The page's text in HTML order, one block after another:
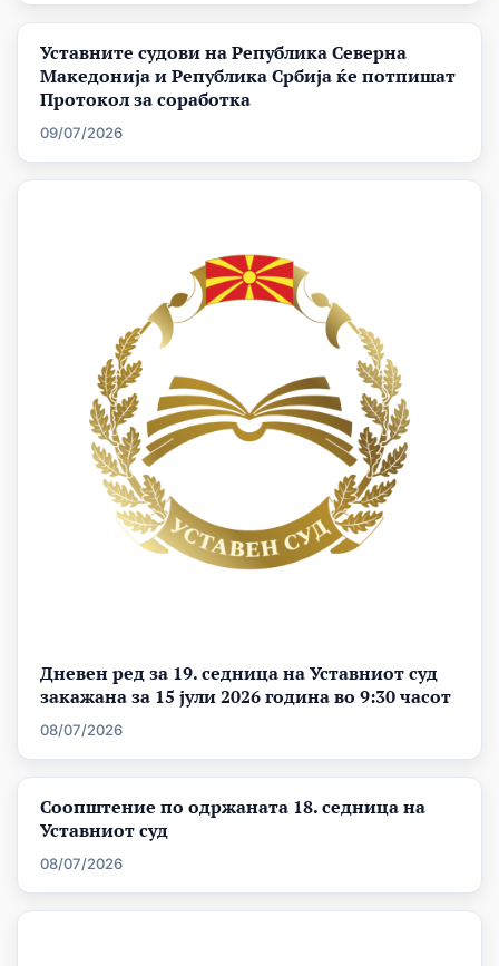
Уставните судови на Република Северна
Македонија и Република Србија ќе потпишат
Протокол за соработка
09/07/2026
Дневен ред за 19. седница на Уставниот суд
закажана за 15 јули 2026 година во 9:30 часот
08/07/2026
Соопштение по одржаната 18. седница на
Уставниот суд
08/07/2026